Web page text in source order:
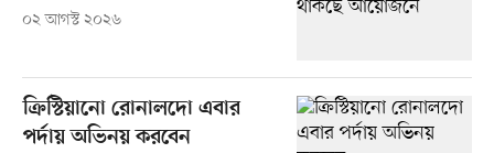
০২ আগস্ট ২০২৬
ক্রিস্টিয়ানো রোনালদো এবার
পর্দায় অভিনয় করবেন